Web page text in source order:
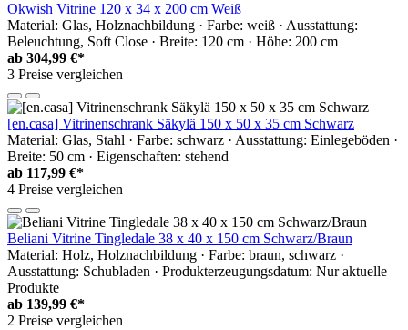
Okwish Vitrine 120 x 34 x 200 cm Weiß
Material: Glas, Holznachbildung · Farbe: weiß · Ausstattung:
Beleuchtung, Soft Close · Breite: 120 cm · Höhe: 200 cm
ab 304,99 €*
3 Preise vergleichen
[en.casa] Vitrinenschrank Säkylä 150 x 50 x 35 cm Schwarz
Material: Glas, Stahl · Farbe: schwarz · Ausstattung: Einlegeböden ·
Breite: 50 cm · Eigenschaften: stehend
ab 117,99 €*
4 Preise vergleichen
Beliani Vitrine Tingledale 38 x 40 x 150 cm Schwarz/Braun
Material: Holz, Holznachbildung · Farbe: braun, schwarz ·
Ausstattung: Schubladen · Produkterzeugungsdatum: Nur aktuelle
Produkte
ab 139,99 €*
2 Preise vergleichen